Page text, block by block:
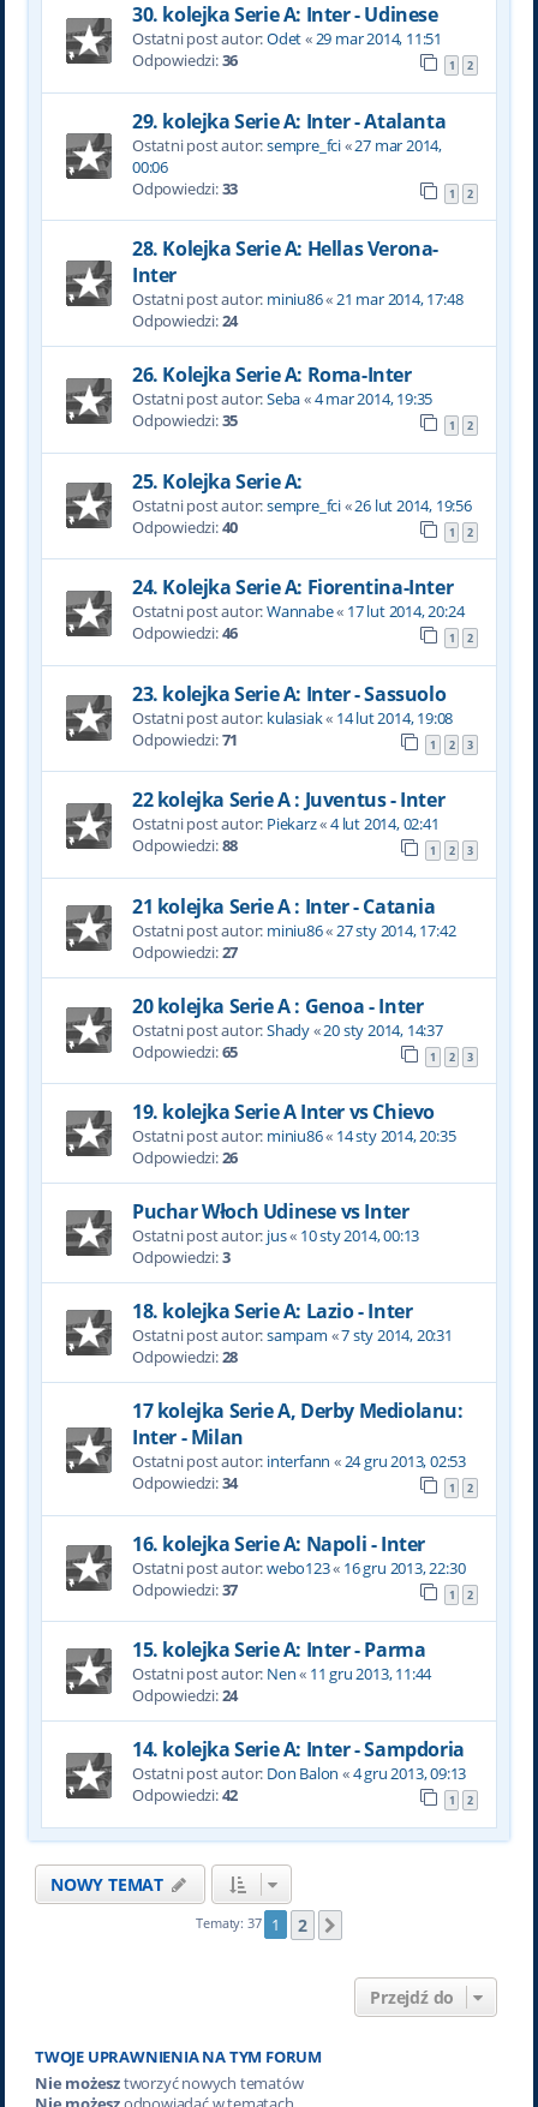
30. kolejka Serie A: Inter - Udinese
Ostatni post autor:Odet«29 mar 2014, 11:51
Odpowiedzi:36 1 2
29. kolejka Serie A: Inter - Atalanta
Ostatni post autor:sempre_fci«27 mar 2014,
00:06
Odpowiedzi:33 1 2
28. Kolejka Serie A: Hellas Verona-
Inter
Ostatni post autor: miniu86«21 mar 2014, 17:48
Odpowiedzi:24
26. Kolejka Serie A: Roma-Inter
Ostatni post autor:Seba«4 mar 2014, 19:35
Odpowiedzi:35 1 2
25. Kolejka Serie A:
Ostatni post autor:sempre_fci«26 lut 2014, 19:56
Odpowiedzi:40 1 2
24. Kolejka Serie A: Fiorentina-Inter
Ostatni post autor:Wannabe« 17 lut 2014, 20:24
Odpowiedzi:46 1 2
23. kolejka Serie A: Inter - Sassuolo
Ostatni post autor: kulasiak« 14 lut 2014, 19:08
Odpowiedzi:71 1 2 3
22 kolejka Serie A : Juventus - Inter
Ostatni post autor: Piekarz«4 lut 2014, 02:41
Odpowiedzi:88 1 2 3
21 kolejka Serie A : Inter - Catania
Ostatni post autor: miniu86«27 sty 2014, 17:42
Odpowiedzi:27
20 kolejka Serie A : Genoa - Inter
Ostatni post autor:Shady«20 sty 2014, 14:37
Odpowiedzi:65 1 2 3
19. kolejka Serie A Inter vs Chievo
Ostatni post autor: miniu86« 14 sty 2014, 20:35
Odpowiedzi:26
Puchar Włoch Udinese vs Inter
Ostatni post autor: jus« 10 sty 2014, 00:13
Odpowiedzi:3
18. kolejka Serie A: Lazio - Inter
Ostatni post autor:sampam «7 sty 2014, 20:31
Odpowiedzi:28
17 kolejka Serie A, Derby Mediolanu:
Inter - Milan
Ostatni post autor: interfann «24 gru 2013, 02:53
Odpowiedzi:34 1 2
16. kolejka Serie A: Napoli - Inter
Ostatni post autor:webo123« 16 gru 2013, 22:30
Odpowiedzi:37 1 2
15. kolejka Serie A: Inter - Parma
Ostatni post autor: Nen« 11 gru 2013, 11:44
Odpowiedzi:24
14. kolejka Serie A: Inter - Sampdoria
Ostatni post autor: Don Balon «4 gru 2013, 09:13
Odpowiedzi:42 1 2
NOWY TEMAT
Tematy: 37 1 2
Przejdź do
TWOJE UPRAWNIENIA NA TYM FORUM
Nie możesztworzyć nowych tematów